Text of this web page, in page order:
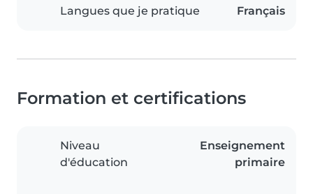
Langues que je pratique Français
Formation et certifications
Niveau
d'éducation
Enseignement
primaire